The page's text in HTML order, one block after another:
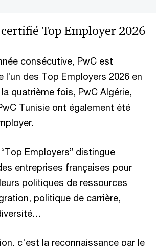
Top Employer 2026
consécutive, PwC est
l’un des Top Employers 2026 en
quatrième fois, PwC Algérie,
Tunisie ont également été
Employers” distingue
entreprises françaises pour
politiques de ressources
politique de carrière,
c'est la reconnaissance par le